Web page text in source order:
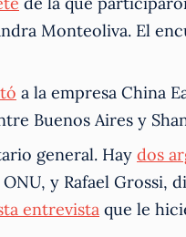
Monteoliva. El
a la empresa China
Buenos Aires y
general. Hay dos
y Rafael Grossi,
entrevista que le